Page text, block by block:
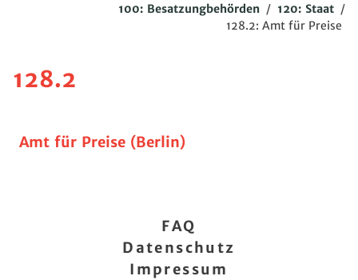
100: Besatzungbehörden / 120: Staat /
128.2: Amt für Preise
128.2
Amt für Preise (Berlin)
FAQ
Datenschutz
Impressum